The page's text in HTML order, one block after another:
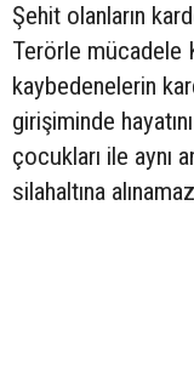
Şehit olanların
Terörle mücadele
kaybedenelerin
girişiminde
çocukları ile aynı
silahaltına